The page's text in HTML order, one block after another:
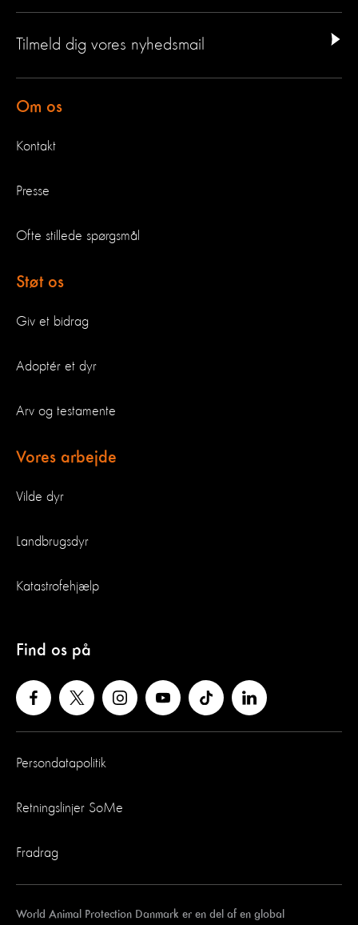
Tilmeld dig vores nyhedsmail
Om os
Kontakt
Presse
Ofte stillede spørgsmål
Støt os
Giv et bidrag
Adoptér et dyr
Arv og testamente
Vores arbejde
Vilde dyr
Landbrugsdyr
Katastrofehjælp
Find os på
Persondatapolitik
Retningslinjer SoMe
Fradrag
World Animal Protection Danmark er en del af en global